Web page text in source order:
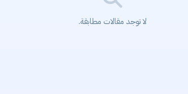
لا توجد مقالات مطابقة.